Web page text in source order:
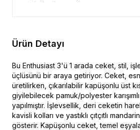
Ürün Detayı
Bu Enthusiast 3'ü 1 arada ceket, stil,
üçlüsünü bir araya getiriyor. Ceket,
üretilirken, çıkarılabilir kapüşonlu üst
giyilebilecek pamuk/polyester
yapılmıştır. İşlevsellik, deri ceketin
kavisli kolları ve yastıklı çıtçıtlı
gösterir. Kapüşonlu ceket, temel